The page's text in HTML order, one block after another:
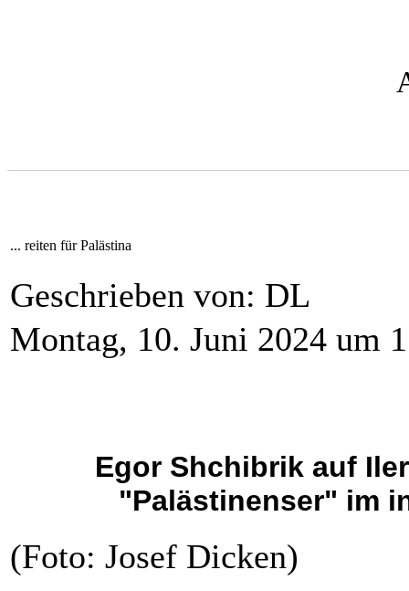
... reiten für Palästina
Geschrieben von: DL
Montag, 10. Juni 2024 um
Egor Shchibrik auf
"Palästinenser" im
(Foto: Josef Dicken)